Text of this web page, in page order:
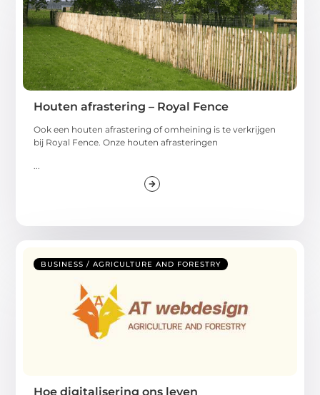
Houten afrastering – Royal Fence
Ook een houten afrastering of omheining is te verkrijgen
bij Royal Fence. Onze houten afrasteringen
BUSINESS / AGRICULTURE AND FORESTRY
Hoe digitalisering ons leven